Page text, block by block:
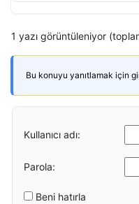
1 yazı görüntüleniyor
Bu konuyu yanıtlamak için
Kullanıcı adı:
Parola:
Beni hatırla